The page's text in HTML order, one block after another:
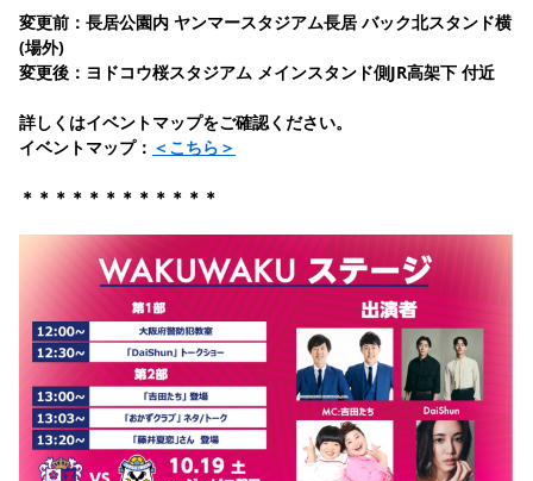
スタジアム
YANMAR HANASAKA STADIUM
DAZNで観戦
アウェイツアー
アウェイツアー
よくある質問
よくある質問
セレッソアイデアちょうだいな 応援商店街
Lise（ライセンスビジネス）
サステナビリティ
サステナビリティポリシー SDGsのゴール インパクトレポート
活動レポート SPORT POSITIVE LEAGUES
スポーツクラブ
スポーツクラブ
関連団体/施設
長居公園 セレッソフットサルパーク
セレッソフットサルパーク長居
セレッソスポーツパーク舞洲 YANMAR HANASAKA STADIUM
セレッソ大阪アカデミー 子供のサッカースクール
大人のサッカースクール
その他スポーツクラブ
まいセレチケット 会員規定 婚姻届・出生届・命名書
ニュース
すべて チーム グッズ チケット イベント
ファンクラブ
レディース
アカデミー
変更前：長居公園内 ヤンマースタジアム長居 バック北スタンド横
(場外)
変更後：ヨドコウ桜スタジアム メインスタンド側JR高架下 付近
詳しくはイベントマップをご確認ください。
イベントマップ： ＜こちら＞
＊＊＊＊＊＊＊＊＊＊＊＊